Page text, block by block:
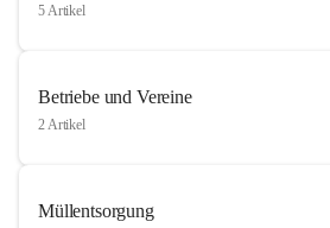
5 Artikel
Betriebe und Vereine
2 Artikel
Müllentsorgung